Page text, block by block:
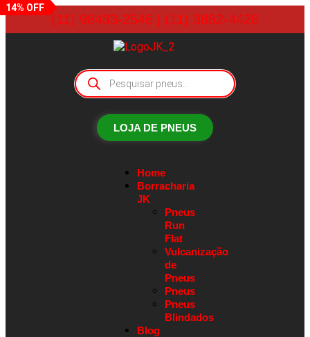
(11) 98433-2546 | (11) 3862-4428
LOJA DE PNEUS
Home
Borracharia
JK
Pneus
Run
Flat
Vulcanização
de
Pneus
Pneus
Pneus
Blindados
Blog
14% OFF